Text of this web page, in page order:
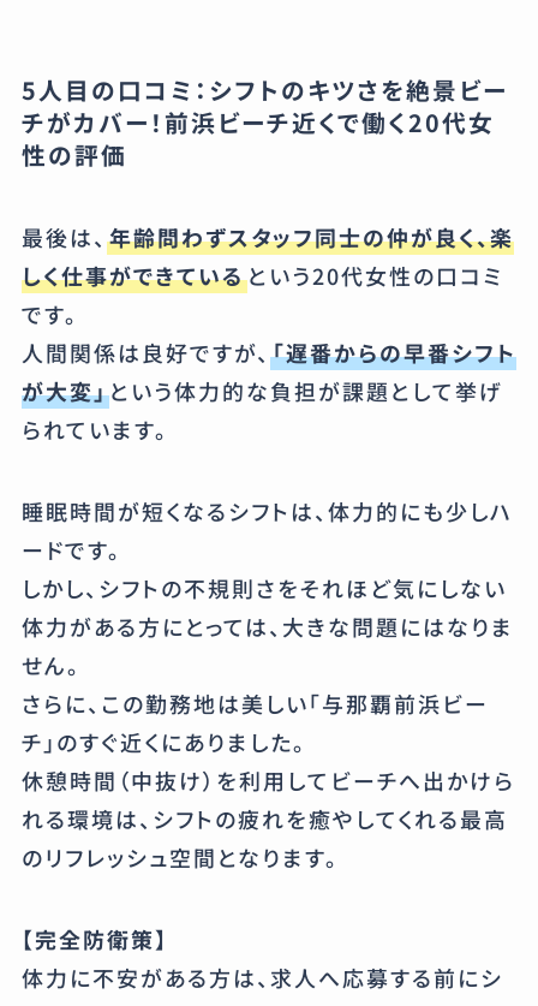
5人目の口コミ：シフトのキツさを絶景ビー
チがカバー！前浜ビーチ近くで働く20代女
性の評価
最後は、 年齢問わずスタッフ同士の仲が良く、楽
しく仕事ができているという20代女性の口コミ
です。
人間関係は良好ですが、 「遅番からの早番シフト
が大変」という体力的な負担が課題として挙げ
られています。
睡眠時間が短くなるシフトは、体力的にも少しハ
ードです。
しかし、シフトの不規則さをそれほど気にしない
体力がある方にとっては、大きな問題にはなりま
せん。
さらに、この勤務地は美しい「与那覇前浜ビー
チ」のすぐ近くにありました。
休憩時間（中抜け）を利用してビーチへ出かけら
れる環境は、シフトの疲れを癒やしてくれる最高
のリフレッシュ空間となります。
【完全防衛策】
体力に不安がある方は、求人へ応募する前にシ